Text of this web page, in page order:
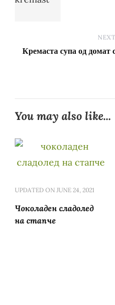
Кремаста супа од домат
You may also like...
UPDATED ON JUNE 24, 2021
Чоколаден сладолед
на стапче